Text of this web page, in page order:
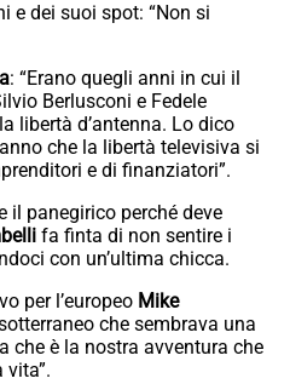
e dei suoi spot: “Non si
: “Erano quegli anni in cui il
Berlusconi e Fedele
libertà d’antenna. Lo dico
che la libertà televisiva si
e di finanziatori”.
il panegirico perché deve
fa finta di non sentire i
con un’ultima chicca.
per l’europeo Mike
che sembrava una
che è la nostra avventura che